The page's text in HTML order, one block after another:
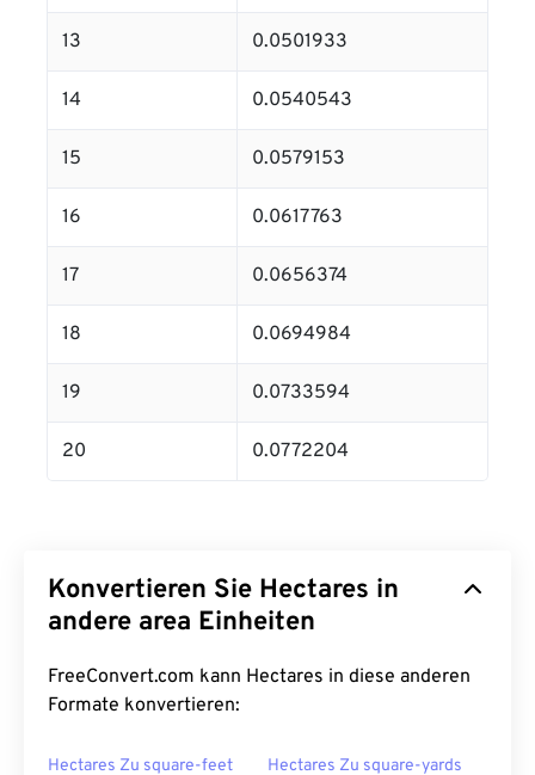
13 0.0501933
14 0.0540543
15 0.0579153
16 0.0617763
17 0.0656374
18 0.0694984
19 0.0733594
20 0.0772204
Konvertieren Sie Hectares in
andere area Einheiten
FreeConvert.com kann Hectares in diese anderen
Formate konvertieren:
Hectares Zu square-feet Hectares Zu square-yards